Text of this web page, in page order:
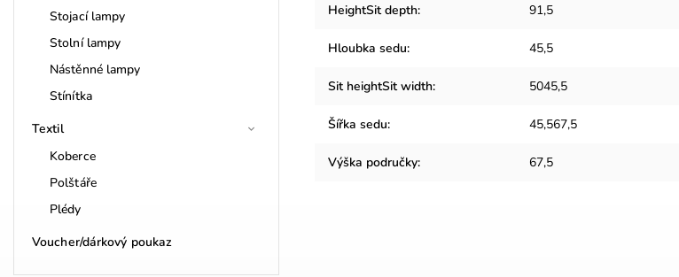
Stojací lampy
Stolní lampy
Nástěnné lampy
Stínítka
Textil
Koberce
Polštáře
Plédy
Voucher/dárkový poukaz
HeightSit depth: 91,5
Hloubka sedu: 45,5
Sit heightSit width: 5045,5
Šířka sedu: 45,567,5
Výška područky: 67,5